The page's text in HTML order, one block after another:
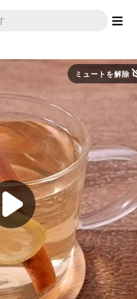
ミュートを解除